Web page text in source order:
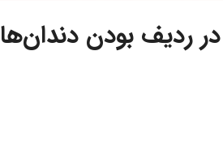
ردیف بودن دندان‌ها